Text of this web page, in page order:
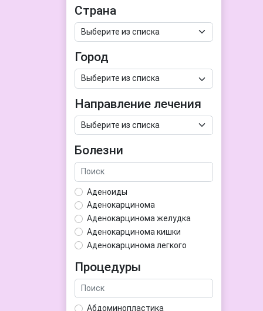
Страна
Город
Направление лечения
Болезни
Аденоиды
Аденокарцинома
Аденокарцинома желудка
Аденокарцинома кишки
Аденокарцинома легкого
Аденома гипофиза
Аденома простаты
Аденома щитовидной железы
Процедуры
Абдоминопластика